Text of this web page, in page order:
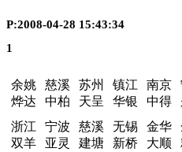
P:2008-04-28 15:43:34
1
余姚
烨达
慈溪
中柏
苏州
天呈
镇江
华银
南京
中得
浙江
双羊
宁波
亚灵
慈溪
建塘
无锡
新桥
金华
大顺